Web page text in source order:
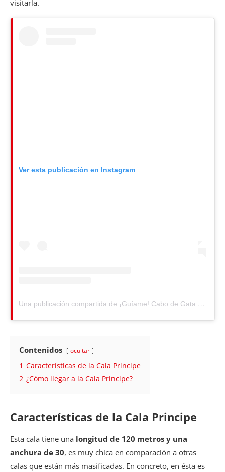
visitarla.
Ver esta publicación en Instagram
Una publicación compartida de ¡Guíame! Cabo de Gata (@guiadelcabodegata)
Contenidos ocultar
1 Características de la Cala Principe
2 ¿Cómo llegar a la Cala Príncipe?
Características de la Cala Principe
Esta cala tiene una longitud de 120 metros y una
anchura de 30, es muy chica en comparación a otras
calas que están más masificadas. En concreto, en ésta es